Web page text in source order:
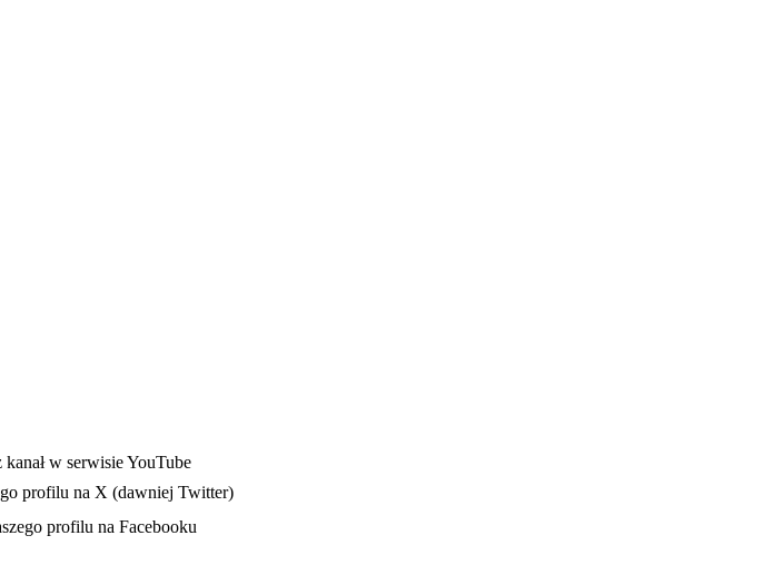
nowej karciew serwisie YouTube
profilu na X (dawniej Twitter)
w nowej karcieprofilu na Facebooku